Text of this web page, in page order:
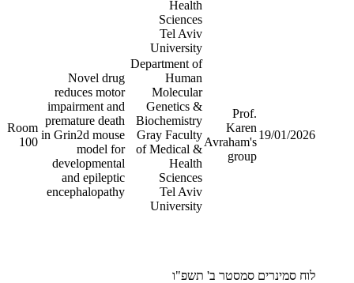
Health
Sciences
Tel Aviv
University
19/01/2026
Prof.
Karen
Avraham's
group
Department of
Human
Molecular
Genetics &
Biochemistry
Gray Faculty
of Medical &
Health
Sciences
Tel Aviv
University
Novel drug
reduces motor
impairment and
premature death
in Grin2d mouse
model for
developmental
and epileptic
encephalopathy
Room
100
לוח סמינרים סמסטר ב' תשפ"ו